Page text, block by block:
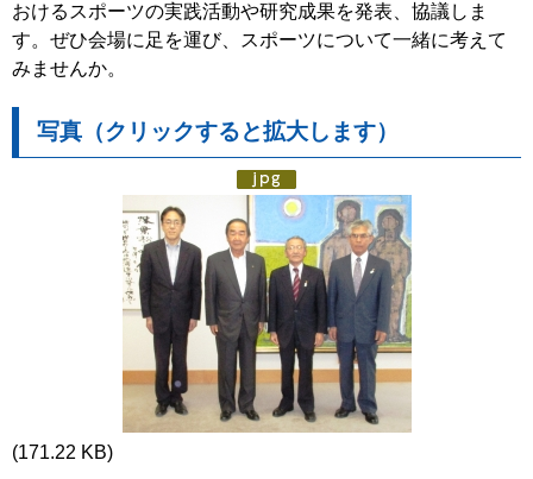
おけるスポーツの実践活動や研究成果を発表、協議しま
す。ぜひ会場に足を運び、スポーツについて一緒に考えて
みませんか。
写真（クリックすると拡大します）
(171.22 KB)